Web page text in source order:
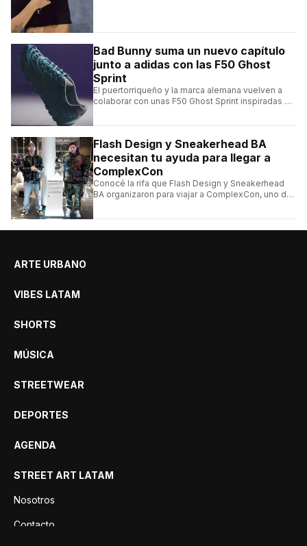
Bad Bunny suma un nuevo capítulo
junto a adidas con las F50 Ghost
Sprint
El puertorriqueño y la marca alemana vuelven a
colaborar con unas F50 Ghost Sprint inspiradas en
Flash Design y Sneakerhead BA
necesitan tu ayuda para llegar a
ComplexCon
Conocé la rifa que Flash Design y Sneakerhead
BA organizaron para viajar a ComplexCon, uno de
ARTE URBANO
VIBES LATAM
SHORTS
MÚSICA
STREETWEAR
DEPORTES
AGENDA
STREET ART LATAM
Nosotros
Contacto